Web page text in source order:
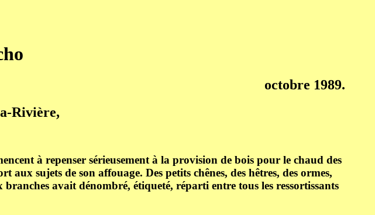
octobre 1989.
Rivière,
à repenser sérieusement à la provision de bois pour le chaud des
sujets de son affouage. Des petits chênes, des hêtres, des ormes,
avait dénombré, étiqueté, réparti entre tous les ressortissants